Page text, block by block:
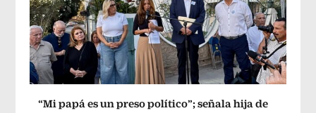
“Mi papá es un preso político”; señala hija de